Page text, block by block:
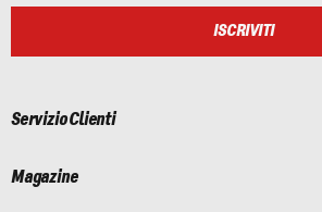
ISCRIVITI
Servizio Clienti
Magazine